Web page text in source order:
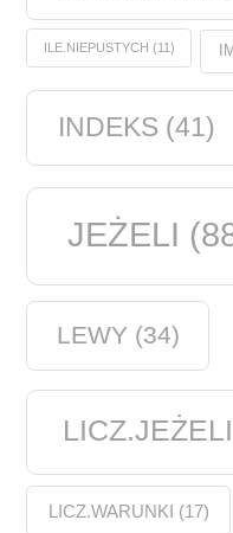
ILE.NIEPUSTYCH (11)
INDEKS (41)
JEŻELI
LEWY (34)
LICZ.JEŻELI
LICZ.WARUNKI (17)